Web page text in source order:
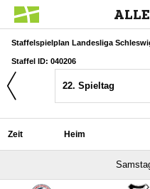
Staffelspielplan Landesliga
Staffel ID: 040206
22. Spieltag
Zeit Heim